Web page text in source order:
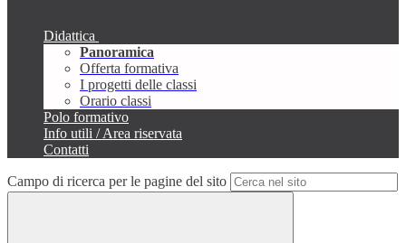
Didattica
Panoramica
Offerta formativa
I progetti delle classi
Orario classi
Polo formativo
Info utili / Area riservata
Contatti
Campo di ricerca per le pagine del sito